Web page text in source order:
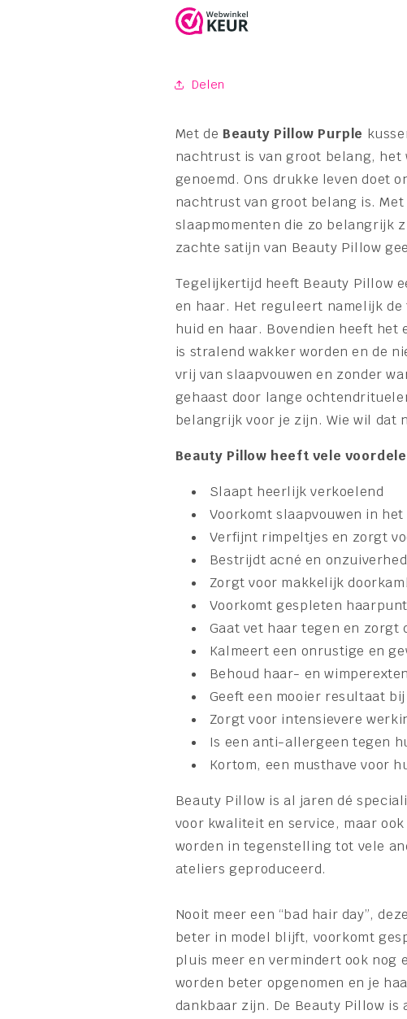
Delen
Met de Beauty Pillow Purple
nachtrust is van groot belang, het
genoemd. Ons drukke leven doet
nachtrust van groot belang is.
slaapmomenten die zo belangrijk
zachte satijn van Beauty Pillow
Tegelijkertijd heeft Beauty Pillow
en haar. Het reguleert namelijk
huid en haar. Bovendien heeft
is stralend wakker worden en de
vrij van slaapvouwen en zonder
gehaast door lange
belangrijk voor je zijn. Wie wil dat
Beauty Pillow heeft vele
Slaapt heerlijk verkoelend
Voorkomt slaapvouwen in
Verfijnt rimpeltjes en zorgt
Bestrijdt acné en
Zorgt voor makkelijk
Voorkomt gespleten
Gaat vet haar tegen en
Kalmeert een onrustige en
Behoud haar- en
Geeft een mooier resultaat
Zorgt voor intensievere
Is een anti-allergeen tegen
Kortom, een musthave voor
Beauty Pillow is al jaren dé
voor kwaliteit en service, maar
worden in tegenstelling tot vele
ateliers geproduceerd.
Nooit meer een “bad hair day”,
beter in model blijft, voorkomt
pluis meer en vermindert ook nog
worden beter opgenomen en je
dankbaar zijn. De Beauty Pillow